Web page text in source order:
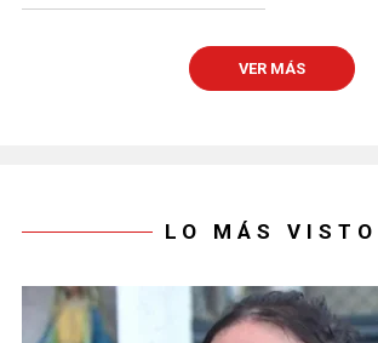
VER MÁS
LO MÁS VISTO